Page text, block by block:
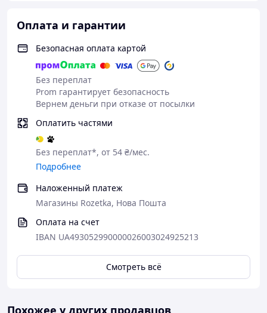
Варианты размеров:
Детские:
60х120 см
60х140 см
70х140 см
Полуторные:
70х190 см
80х160 см
80х190 см
80х200 см
Оплата и гарантии
Безопасная оплата картой
Без переплат
Prom гарантирует безопасность
Вернем деньги при отказе от посылки
Оплатить частями
Без переплат*, от 54 ₴/мес.
Подробнее
Наложенный платеж
Магазины Rozetka, Нова Пошта
Оплата на счет
IBAN UA493052990000026003024925213
Смотреть всё
Похожее у других продавцов